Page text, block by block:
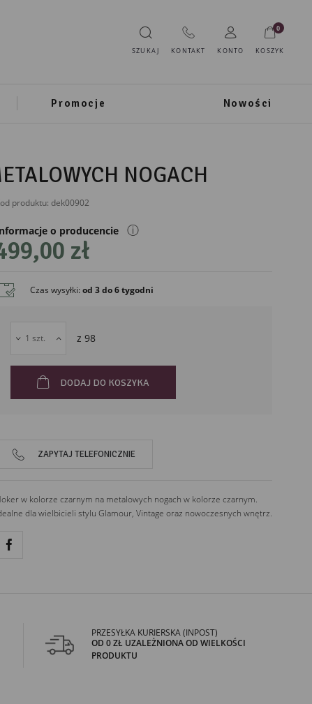
SZUKAJ KONTAKT KONTO KOSZYK
0
Promocje Nowości
NOGACH
produktu: dek00902
o producencie ⓘ
zł
Czas wysyłki:od 3 do 6 tygodni
z 98
DODAJ DO KOSZYKA
ZAPYTAJ TELEFONICZNIE
w kolorze czarnym na metalowych nogach w kolorze czarnym.
dla wielbicieli stylu Glamour, Vintage oraz nowoczesnych wnętrz.
PRZESYŁKA KURIERSKA (INPOST)
OD 0 ZŁ UZALEŻNIONA OD WIELKOŚCI
PRODUKTU